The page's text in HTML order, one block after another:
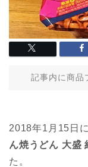
記事内に商品
2018年1月15日
ん焼うどん 大盛
た。